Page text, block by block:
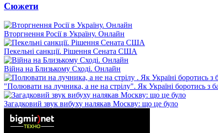
Сюжети
Вторгнення Росії в Україну. Онлайн
Пекельні санкції. Рішення Сената США
Війна на Близькому Сході. Онлайн
"Полювати на лучника, а не на стрілу". Як Україні боротись з
Загадковий звук вибуху налякав Москву: що це було